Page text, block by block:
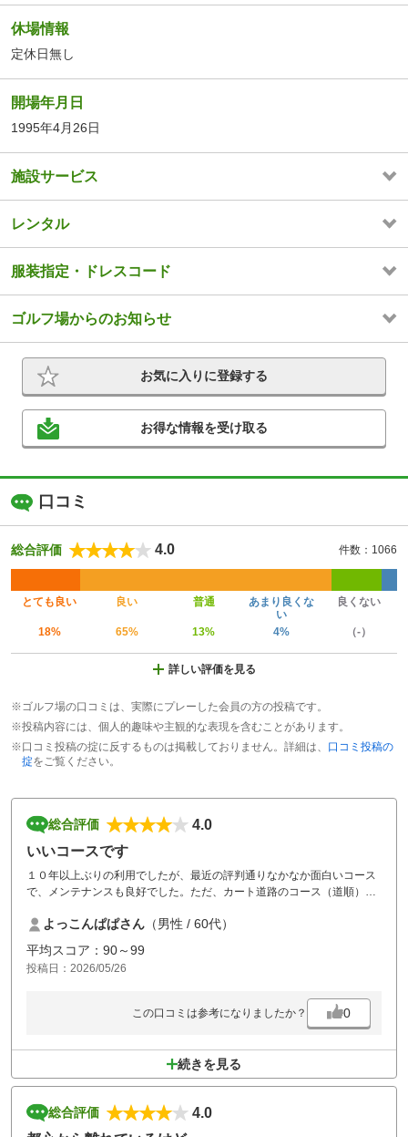
休場情報
定休日無し
開場年月日
1995年4月26日
施設サービス
レンタル
服装指定・ドレスコード
ゴルフ場からのお知らせ
お気に入りに登録する
お得な情報を受け取る
口コミ
総合評価 4.0 件数：1066
とても良い 良い 普通
あまり良くな
い
良くない
18% 65% 13% 4% （-）
詳しい評価を見る
※ゴルフ場の口コミは、実際にプレーした会員の方の投稿です。
※投稿内容には、個人的趣味や主観的な表現を含むことがあります。
※口コミ投稿の掟に反するものは掲載しておりません。詳細は、 口コミ投稿の
掟をご覧ください。
総合評価
4.0
いいコースです
１０年以上ぶりの利用でしたが、最近の評判通りなかなか面白いコース
で、メンテナンスも良好でした。ただ、カート道路のコース（道順）案
い。
お昼のバイキングはいいですが、コーヒーは飲めるようにして欲しい。
お風呂（露天）は最高です。
よっこんぱぱさん （男性 / 60代）
平均スコア：90～99
投稿日：2026/05/26
この口コミは参考になりましたか？ 0
続きを見る
総合評価
4.0